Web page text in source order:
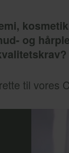
og
til vores